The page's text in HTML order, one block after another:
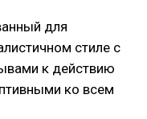
для
стиле с
к действию
ко всем